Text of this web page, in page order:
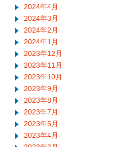
2024年4月
2024年3月
2024年2月
2024年1月
2023年12月
2023年11月
2023年10月
2023年9月
2023年8月
2023年7月
2023年5月
2023年4月